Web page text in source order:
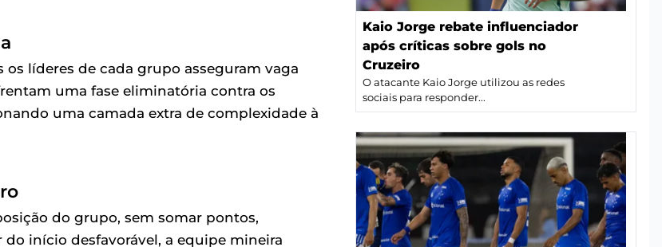
os líderes de cada grupo asseguram vaga
uma fase eliminatória contra os
uma camada extra de complexidade à
do grupo, sem somar pontos,
início desfavorável, a equipe mineira
Kaio Jorge rebate influenciador
após críticas sobre gols no
Cruzeiro
O atacante Kaio Jorge utilizou as redes
sociais para responder...